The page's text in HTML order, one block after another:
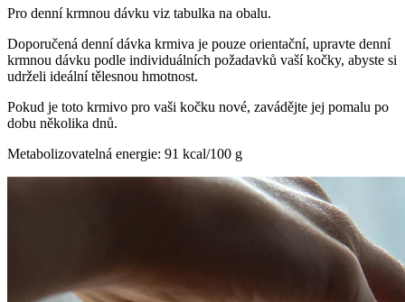
Pro denní krmnou dávku viz tabulka na obalu.
Doporučená denní dávka krmiva je pouze orientační, upravte denní
krmnou dávku podle individuálních požadavků vaší kočky, abyste si
udrželi ideální tělesnou hmotnost.
Pokud je toto krmivo pro vaši kočku nové, zavádějte jej pomalu po
dobu několika dnů.
Metabolizovatelná energie: 91 kcal/100 g